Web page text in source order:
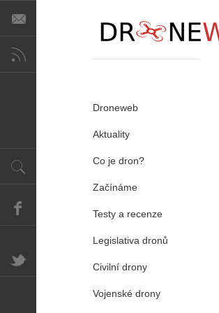
Droneweb
Aktuality
Co je dron?
Začínáme
Testy a recenze
Legislativa dronů
Civilní drony
Vojenské drony